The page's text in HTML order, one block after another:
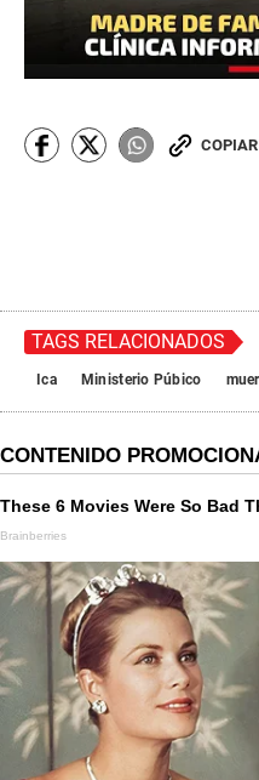
TAGS RELACIONADOS
Ica Ministerio Púbico